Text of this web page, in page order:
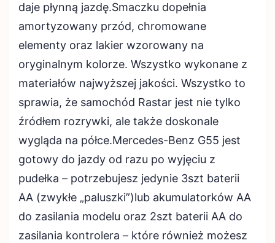
daje płynną jazdę.Smaczku dopełnia
amortyzowany przód, chromowane
elementy oraz lakier wzorowany na
oryginalnym kolorze. Wszystko wykonane z
materiałów najwyższej jakości. Wszystko to
sprawia, że samochód Rastar jest nie tylko
źródłem rozrywki, ale także doskonale
wygląda na półce.Mercedes-Benz G55 jest
gotowy do jazdy od razu po wyjęciu z
pudełka – potrzebujesz jedynie 3szt baterii
AA (zwykłe „paluszki”)lub akumulatorków AA
do zasilania modelu oraz 2szt baterii AA do
zasilania kontrolera – które również możesz